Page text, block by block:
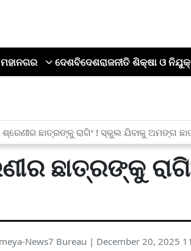
ମହାନଗର ଦେଶବିଦେଶରାଜନୀତି ଶିକ୍ଷା ଓ
ଛାତ୍ରଙ୍କୁ ରାଗିଂ ! ସ୍କୁଲ ଯିବାକୁ ଅମଙ୍ଗ
ଛାତ୍ରଙ୍କୁ
News7 Bureau | December 20, 2025